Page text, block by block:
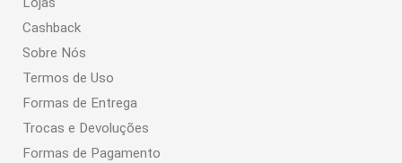
Cashback
Sobre Nós
Termos de Uso
Formas de Entrega
Trocas e Devoluções
Formas de Pagamento